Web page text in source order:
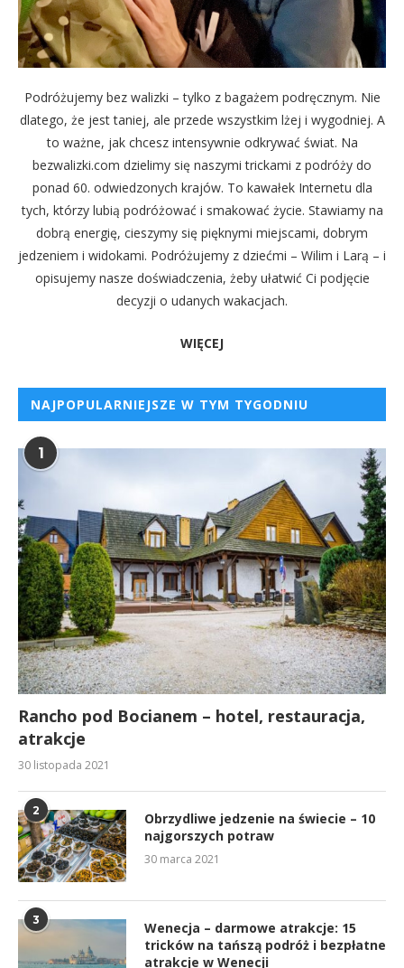
Podróżujemy bez walizki – tylko z bagażem podręcznym. Nie
dlatego, że jest taniej, ale przede wszystkim lżej i wygodniej. A
to ważne, jak chcesz intensywnie odkrywać świat. Na
bezwalizki.com dzielimy się naszymi trickami z podróży do
ponad 60. odwiedzonych krajów. To kawałek Internetu dla
tych, którzy lubią podróżować i smakować życie. Stawiamy na
dobrą energię, cieszymy się pięknymi miejscami, dobrym
jedzeniem i widokami. Podróżujemy z dziećmi – Wilim i Larą – i
opisujemy nasze doświadczenia, żeby ułatwić Ci podjęcie
decyzji o udanych wakacjach.
WIĘCEJ
NAJPOPULARNIEJSZE W TYM TYGODNIU
1
Rancho pod Bocianem – hotel, restauracja,
atrakcje
30 listopada 2021
2
Obrzydliwe jedzenie na świecie – 10
najgorszych potraw
30 marca 2021
3
Wenecja – darmowe atrakcje: 15
tricków na tańszą podróż i bezpłatne
atrakcje w Wenecji